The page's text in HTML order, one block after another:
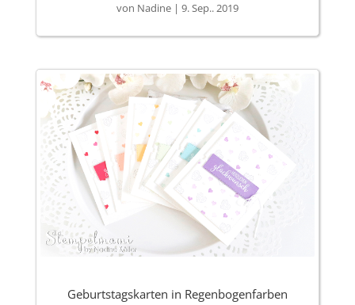
von Nadine| 9. Sep.. 2019
Geburtstagskarten in Regenbogenfarben